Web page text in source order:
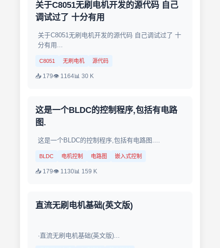
关于C8051无刷电机开发的源代码 自己
调试过了 十分有用
关于C8051无刷电机开发的源代码 自己调试过了 十
分有用...
C8051 无刷电机 源代码
📥 179👁 1164📊 30 K
这是一个BLDC的控制程序,包括有电路
图.
这是一个BLDC的控制程序,包括有电路图....
BLDC 电机控制 电路图 嵌入式控制
📥 179👁 1130📊 159 K
直流无刷电机基础(英文版)
·直流无刷电机基础(英文版)...